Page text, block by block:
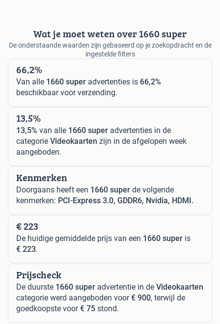
Wat je moet weten over 1660 super
De onderstaande waarden zijn gebaseerd op je zoekopdracht en de
ingestelde filters
66,2%
Van alle 1660 super advertenties is 66,2%
beschikbaar voor verzending.
13,5%
13,5% van alle 1660 super advertenties in de
categorie Videokaarten zijn in de afgelopen week
aangeboden.
Kenmerken
Doorgaans heeft een 1660 super de volgende
kenmerken: PCI-Express 3.0, GDDR6, Nvidia, HDMI.
€ 223
De huidige gemiddelde prijs van een 1660 super is
€ 223.
Prijscheck
De duurste 1660 super advertentie in de Videokaarten
categorie werd aangeboden voor€ 900, terwijl de
goedkoopste voor€ 75 stond.